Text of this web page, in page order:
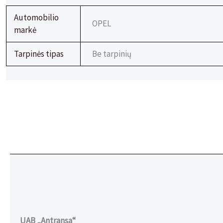
Automobilio
markė
OPEL
Tarpinės tipas Be tarpinių
UAB „Antransa“